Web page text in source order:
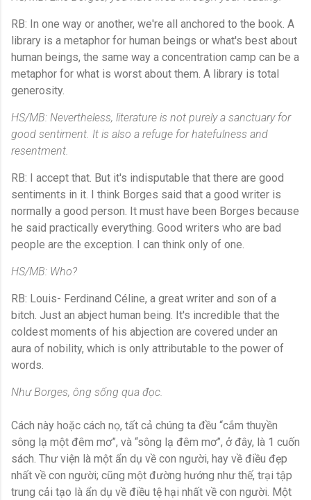
RB: In one way or another, we're all anchored to the book. A
library is a metaphor for human beings or what's best about
human beings, the same way a concentration camp can be a
metaphor for what is worst about them. A library is total
generosity.
HS/MB: Nevertheless, literature is not purely a sanctuary for
good sentiment. It is also a refuge for hatefulness and
resentment.
RB: I accept that. But it's indisputable that there are good
sentiments in it. I think Borges said that a good writer is
normally a good person. It must have been Borges because
he said practically everything. Good writers who are bad
people are the exception. I can think only of one.
HS/MB: Who?
RB: Louis- Ferdinand Céline, a great writer and son of a
bitch. Just an abject human being. It's incredible that the
coldest moments of his abjection are covered under an
aura of nobility, which is only attributable to the power of
words.
Như Borges, ông sống qua đọc.
Cách này hoặc cách nọ, tất cả chúng ta đều “cắm thuyền
sông lạ một đêm mơ”, và “sông lạ đêm mơ”, ở đây, là 1 cuốn
sách. Thư viện là một ẩn dụ về con người, hay về điều đẹp
nhất về con người; cũng một đường hướng như thế, trại tập
trung cải tạo là ẩn dụ về điều tệ hại nhất về con người. Một